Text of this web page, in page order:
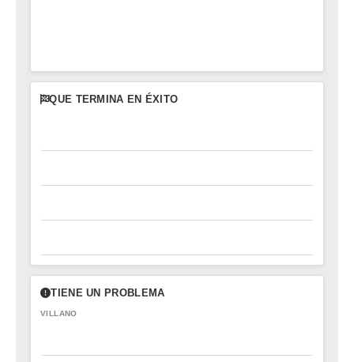
QUE TERMINA EN ÉXITO
TIENE UN PROBLEMA
VILLANO